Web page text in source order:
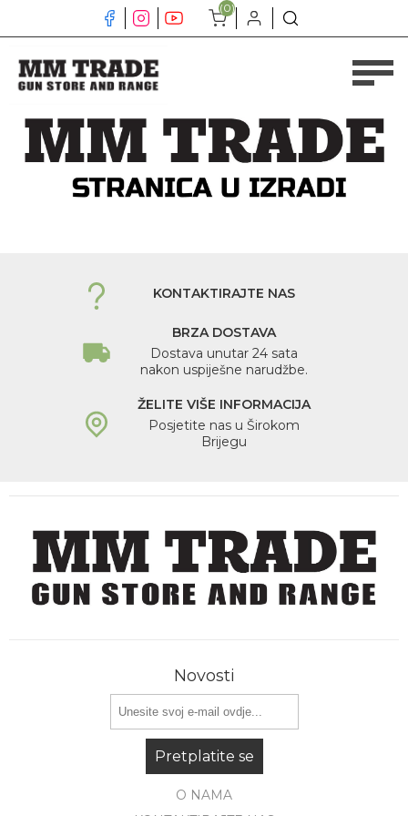
(0)
KONTAKTIRAJTE NAS
BRZA DOSTAVA
Dostava unutar 24 sata
nakon uspiješne narudžbe.
ŽELITE VIŠE INFORMACIJA
Posjetite nas u Širokom
Brijegu
Novosti
Pretplatite se
O NAMA